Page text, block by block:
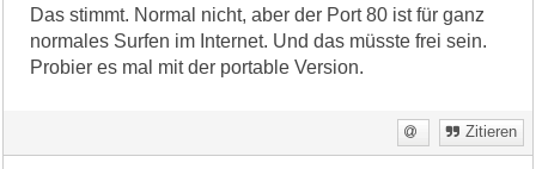
Das stimmt. Normal nicht, aber der Port 80 ist für ganz
normales Surfen im Internet. Und das müsste frei sein.
Probier es mal mit der portable Version.
Zitieren